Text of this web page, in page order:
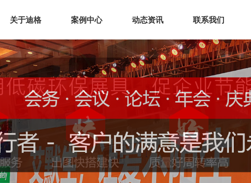
关于迪格
企业介绍
文化理念
荣誉资质
工厂实景
服务范围
案例中心
展厅空间
展会展台
会议活动
环保展具
文化建设
动态资讯 联系我们